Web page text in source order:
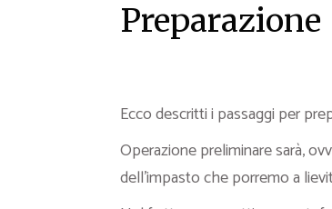
Preparazione
Ecco descritti i passaggi per
Operazione preliminare sarà,
dell’impasto che porremo a